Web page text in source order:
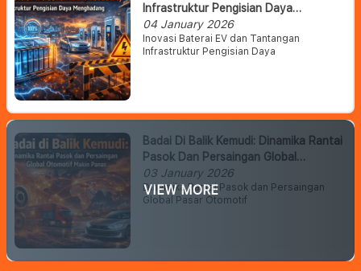
Infrastruktur Pengisian Daya
Menghadang
04 January 2026
Inovasi Baterai EV dan Tantangan
Infrastruktur Pengisian Daya
Badai Di Balik Kemudi: Dinamika Rantai
Pasok Dan Persaingan Global
Otomotif Makin Panas
03 January 2026
Dinamika Rantai Pasok dan Persaingan
Global Pasar Otomotif
VIEW MORE